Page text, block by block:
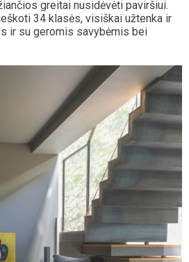
greitai nusidėvėti paviršiui.
34 klasės, visiškai užtenka ir
ir su geromis savybėmis bei